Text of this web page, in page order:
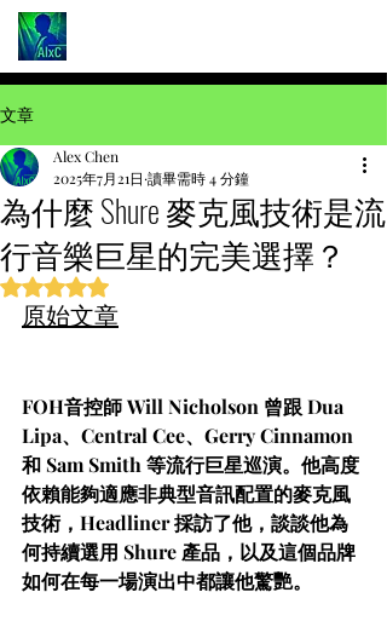
文章
為什麼 Shure 麥克風技術是流
行音樂巨星的完美選擇？
Alex Chen
2025年7月21日 讀畢需時 4 分鐘
評等為 NaN（最高為 5 顆星）。
原始文章
FOH音控師 Will Nicholson 曾跟 Dua
Lipa、Central Cee、Gerry Cinnamon
和 Sam Smith 等流行巨星巡演。他高度
依賴能夠適應非典型音訊配置的麥克風
技術，Headliner 採訪了他，談談他為
何持續選用 Shure 產品，以及這個品牌
如何在每一場演出中都讓他驚艷。